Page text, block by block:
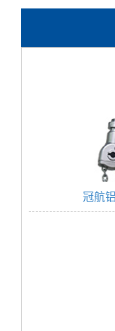
冠航